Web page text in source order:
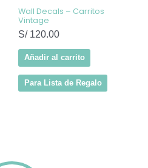
Wall Decals – Carritos
Vintage
S/120.00
Añadir al carrito
Para Lista de Regalo